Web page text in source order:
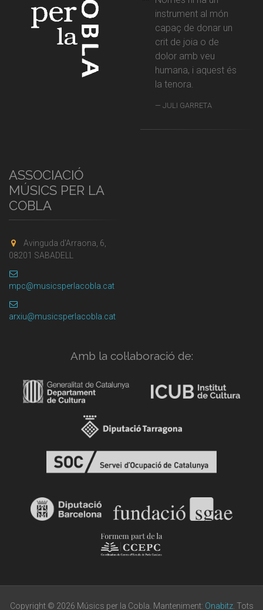
instrument al món
capaç de donar un
crit de joia o de
dolor amb veu
humana, i aquest és
la tenora.
JULI GARRETA
ASSOCIACIÓ
MÚSICS PER LA
COBLA
Avinguda d'Arraona, 6,
08201 SABADELL
mpc@musicsperlacobla.cat
arxiu@musicsperlacobla.cat
Amb la col·laboració de:
Copyright © 2026 Músics per la Cobla. Manteniment: Onabitz. Tots